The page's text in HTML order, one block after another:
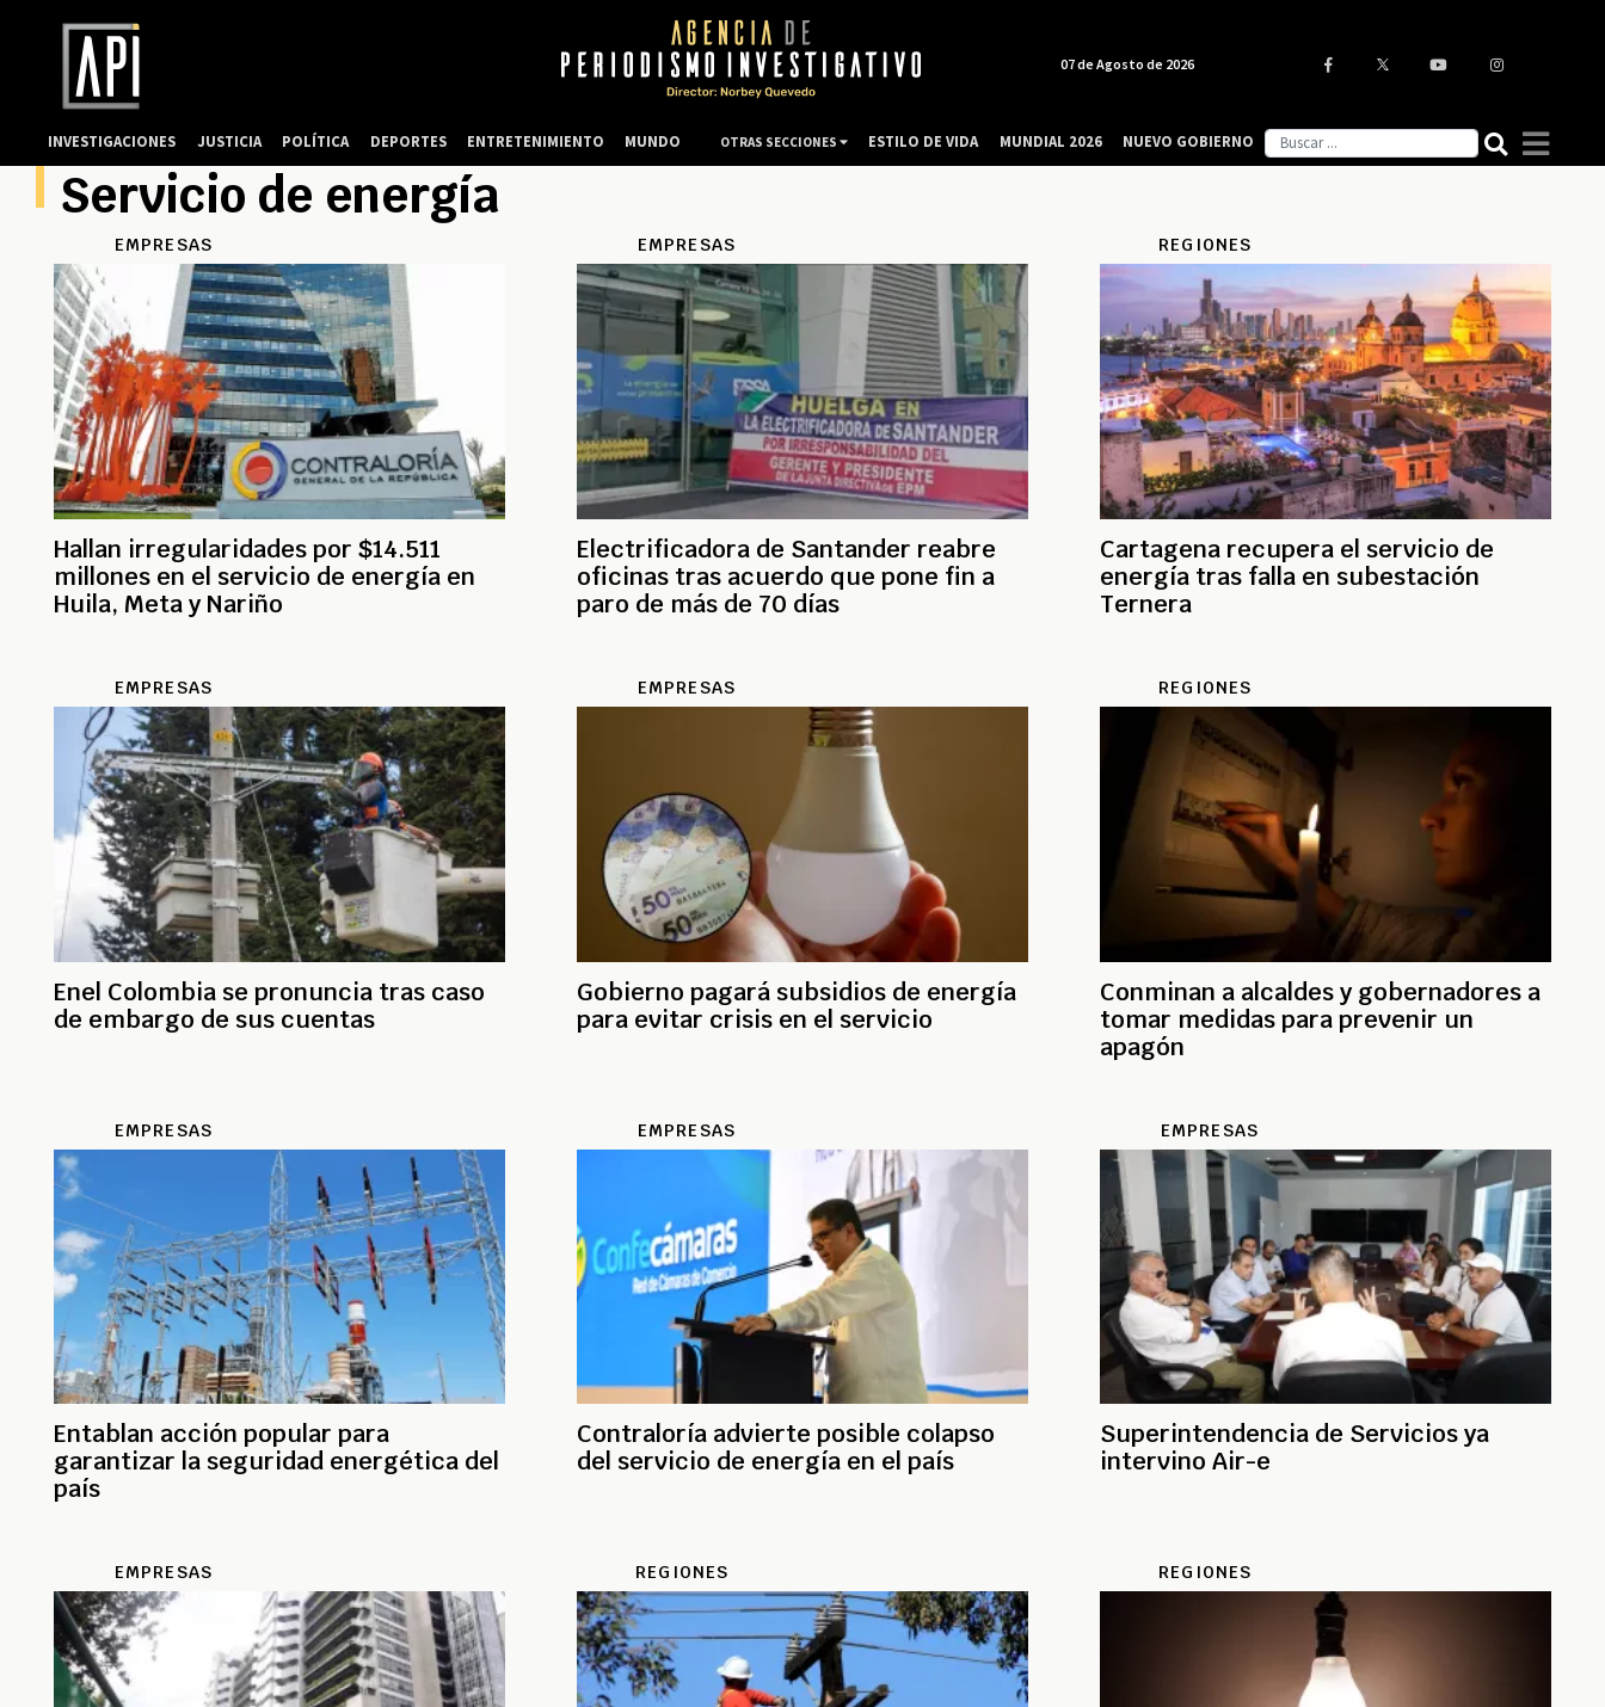
Servicio de energía
EMPRESAS
Hallan irregularidades por $14.511
millones en el servicio de energía en
Huila, Meta y Nariño
EMPRESAS
Electrificadora de Santander reabre
oficinas tras acuerdo que pone fin a
paro de más de 70 días
REGIONES
Cartagena recupera el servicio de
energía tras falla en subestación
Ternera
EMPRESAS
Enel Colombia se pronuncia tras caso
de embargo de sus cuentas
EMPRESAS
Gobierno pagará subsidios de energía
para evitar crisis en el servicio
REGIONES
Conminan a alcaldes y gobernadores a
tomar medidas para prevenir un
apagón
EMPRESAS
Entablan acción popular para
garantizar la seguridad energética del
país
EMPRESAS
Contraloría advierte posible colapso
del servicio de energía en el país
EMPRESAS
Superintendencia de Servicios ya
intervino Air-e
EMPRESAS REGIONES REGIONES
07 de Agosto de 2026
INVESTIGACIONES JUSTICIA POLÍTICA DEPORTES ENTRETENIMIENTO MUNDO OTRAS SECCIONES ESTILO DE VIDA MUNDIAL 2026 NUEVO GOBIERNO